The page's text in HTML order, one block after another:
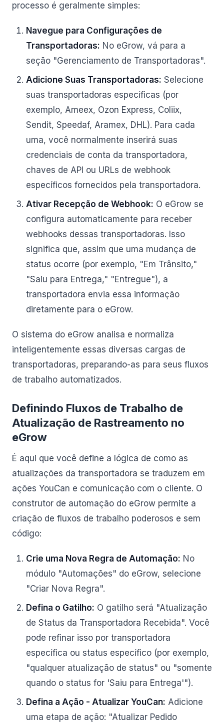
processo é geralmente simples:
Navegue para Configurações de
Transportadoras: No eGrow, vá para a
seção "Gerenciamento de Transportadoras".
Adicione Suas Transportadoras: Selecione
suas transportadoras específicas (por
exemplo, Ameex, Ozon Express, Coliix,
Sendit, Speedaf, Aramex, DHL). Para cada
uma, você normalmente inserirá suas
credenciais de conta da transportadora,
chaves de API ou URLs de webhook
específicos fornecidos pela transportadora.
Ativar Recepção de Webhook: O eGrow se
configura automaticamente para receber
webhooks dessas transportadoras. Isso
significa que, assim que uma mudança de
status ocorre (por exemplo, "Em Trânsito,"
"Saiu para Entrega," "Entregue"), a
transportadora envia essa informação
diretamente para o eGrow.
O sistema do eGrow analisa e normaliza
inteligentemente essas diversas cargas de
transportadoras, preparando-as para seus fluxos
de trabalho automatizados.
Definindo Fluxos de Trabalho de
Atualização de Rastreamento no
eGrow
É aqui que você define a lógica de como as
atualizações da transportadora se traduzem em
ações YouCan e comunicação com o cliente. O
construtor de automação do eGrow permite a
criação de fluxos de trabalho poderosos e sem
código:
Crie uma Nova Regra de Automação: No
módulo "Automações" do eGrow, selecione
"Criar Nova Regra".
Defina o Gatilho: O gatilho será "Atualização
de Status da Transportadora Recebida". Você
pode refinar isso por transportadora
específica ou status específico (por exemplo,
"qualquer atualização de status" ou "somente
quando o status for 'Saiu para Entrega'").
Defina a Ação - Atualizar YouCan: Adicione
uma etapa de ação: "Atualizar Pedido